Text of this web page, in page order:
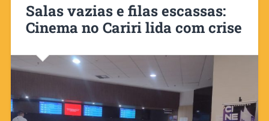
Salas vazias e filas escassas:
Cinema no Cariri lida com crise